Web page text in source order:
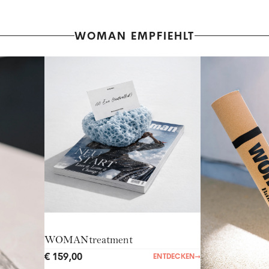
WOMAN EMPFIEHLT
WOMANtreatment
€ 159,00 ENTDECKEN→